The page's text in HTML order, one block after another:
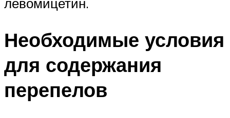
Необходимые условия
для содержания
перепелов